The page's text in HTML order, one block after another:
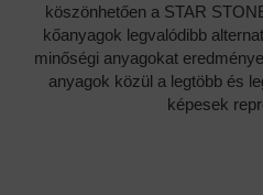
köszönhetően a STAR
kőanyagok legvalódibb
minőségi anyagokat
anyagok közül a legtöbb és
képesek